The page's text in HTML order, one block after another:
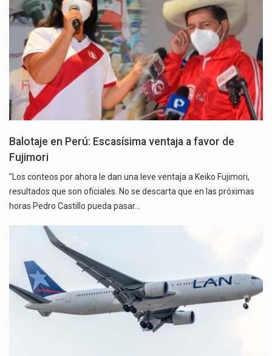
Balotaje en Perú: Escasísima ventaja a favor de
Fujimori
"Los conteos por ahora le dan una leve ventaja a Keiko Fujimori,
resultados que son oficiales. No se descarta que en las próximas
horas Pedro Castillo pueda pasar…